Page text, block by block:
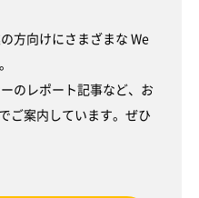
方向けにさまざまな We
のレポート記事など、お
ご案内しています。ぜひ